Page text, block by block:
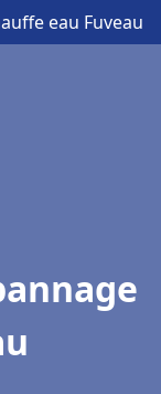
eau Fuveau